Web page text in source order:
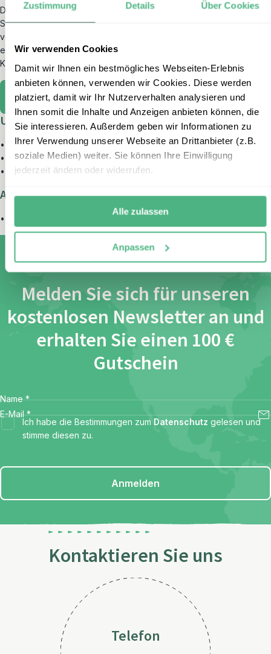
Zustimmung Details Über Cookies
Wir verwenden Cookies
Damit wir Ihnen ein bestmögliches Webseiten-Erlebnis
anbieten können, verwenden wir Cookies. Diese werden
platziert, damit wir Ihr Nutzerverhalten analysieren und
Ihnen somit die Inhalte und Anzeigen anbieten können, die
Sie interessieren. Außerdem geben wir Informationen zu
Ihrer Verwendung unserer Webseite an Drittanbieter (z.B.
soziale Medien) weiter. Sie können Ihre Einwilligung
jederzeit ändern oder widerrufen.
Alle zulassen
Anpassen
Das Team von erlebe-familienreisen besteht aus reisebegeisterten
Spezialisten, die größtenteils selbst Eltern sind und die Bedürfnisse
von Familien auf Reisen bestens kennen. Sie beraten mit ihrer
eigenen Ländererfahrung und empfehlen Ihnen Highlights für
Kinder vom Baby bis zum Teenager.
Weitere Familienreisen-Länder
Unsere beliebtesten Rundreisen in Argentinien:
•
Argentinien Highlights in 2 Wochen erleben
•
3 Wochen Argentinien: Natur, Kultur & Abenteuer
•
Patagonien Rundreise: Unterwegs am Ende der Welt
Argentinien mit Kindern entdecken:
• Argentinien mit Kindern entdecken
Melden Sie sich für unseren
kostenlosen Newsletter an und
erhalten Sie einen 100 €
Gutschein
Name *
E-Mail *
Ich habe die Bestimmungen zum Datenschutz gelesen und
stimme diesen zu.
Anmelden
Kontaktieren Sie uns
Telefon